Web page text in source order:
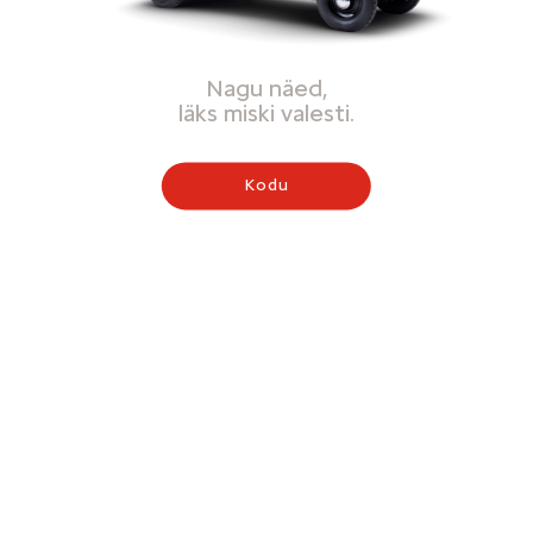
Nagu näed,
läks miski valesti.
Kodu